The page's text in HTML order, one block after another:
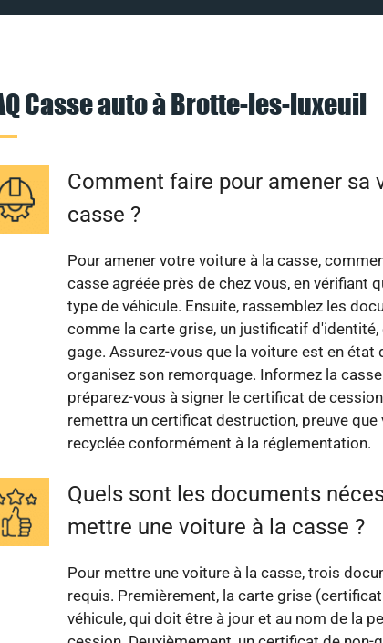
Casse auto à Brotte-les-luxeuil
Comment faire pour amener sa
casse ?
Pour amener votre voiture à la casse,
casse agréée près de chez vous, en vérifiant
type de véhicule. Ensuite, rassemblez les
comme la carte grise, un justificatif
gage. Assurez-vous que la voiture est en état
organisez son remorquage. Informez la
préparez-vous à signer le certificat de
remettra un certificat destruction, preuve que
recyclée conformément à la réglementation.
Quels sont les documents
mettre une voiture à la casse ?
Pour mettre une voiture à la casse, trois
requis. Premièrement, la carte grise
véhicule, qui doit être à jour et au nom de la